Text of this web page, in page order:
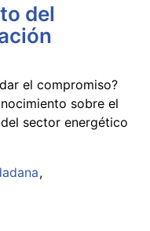
del
el compromiso?
sobre el
sector energético